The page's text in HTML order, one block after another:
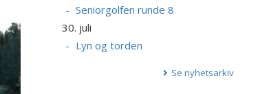
Seniorgolfen runde 8
30. juli
Lyn og torden
Se nyhetsarkiv